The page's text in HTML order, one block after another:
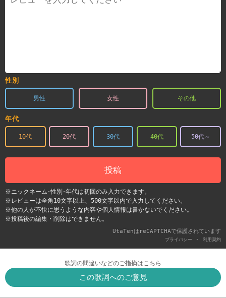
性別
男性 女性 その他
年代
10代 20代 30代 40代 50代～
投稿
※ニックネーム･性別･年代は初回のみ入力できます。
※レビューは全角10文字以上、500文字以内で入力してください。
※他の人が不快に思うような内容や個人情報は書かないでください。
※投稿後の編集・削除はできません。
UtaTenはreCAPTCHAで保護されています
プライバシー - 利用契約
歌詞の間違いなどのご指摘はこちら
この歌詞へのご意見